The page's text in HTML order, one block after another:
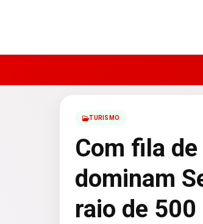
TURISMO
Com fila
dominam
raio de 500